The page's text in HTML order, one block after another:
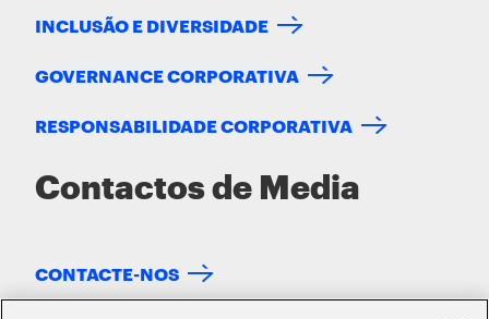
INCLUSÃO E DIVERSIDADE
GOVERNANCE CORPORATIVA
RESPONSABILIDADE CORPORATIVA
Contactos de Media
CONTACTE-NOS